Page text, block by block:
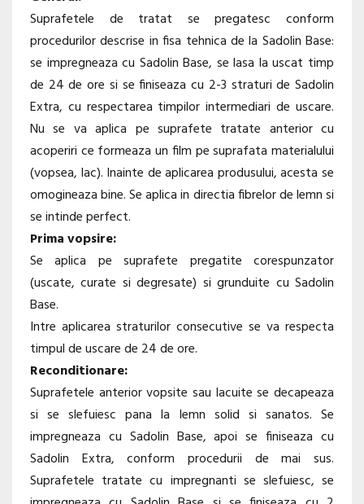
Suprafetele de tratat se pregatesc conform
procedurilor descrise in fisa tehnica de la Sadolin Base:
se impregneaza cu Sadolin Base, se lasa la uscat timp
de 24 de ore si se finiseaza cu 2-3 straturi de Sadolin
Extra, cu respectarea timpilor intermediari de uscare.
Nu se va aplica pe suprafete tratate anterior cu
acoperiri ce formeaza un film pe suprafata materialului
(vopsea, lac). Inainte de aplicarea produsului, acesta se
omogineaza bine. Se aplica in directia fibrelor de lemn si
se intinde perfect.
Prima vopsire:
Se aplica pe suprafete pregatite corespunzator
(uscate, curate si degresate) si grunduite cu Sadolin
Base.
Intre aplicarea straturilor consecutive se va respecta
timpul de uscare de 24 de ore.
Reconditionare:
Suprafetele anterior vopsite sau lacuite se decapeaza
si se slefuiesc pana la lemn solid si sanatos. Se
impregneaza cu Sadolin Base, apoi se finiseaza cu
Sadolin Extra, conform procedurii de mai sus.
Suprafetele tratate cu impregnanti se slefuiesc, se